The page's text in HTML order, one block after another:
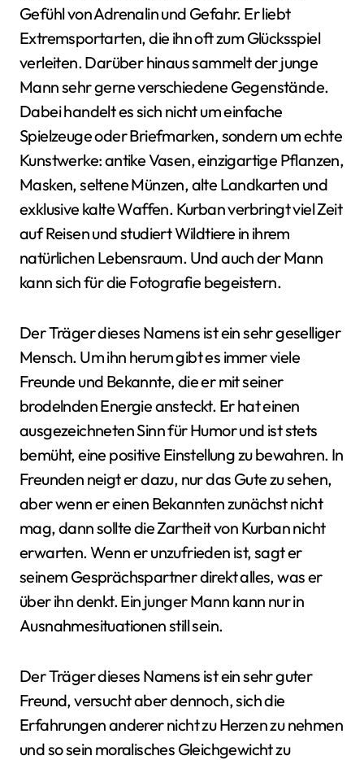
Gefühl von Adrenalin und Gefahr. Er liebt
Extremsportarten, die ihn oft zum Glücksspiel
verleiten. Darüber hinaus sammelt der junge
Mann sehr gerne verschiedene Gegenstände.
Dabei handelt es sich nicht um einfache
Spielzeuge oder Briefmarken, sondern um echte
Kunstwerke: antike Vasen, einzigartige Pflanzen,
Masken, seltene Münzen, alte Landkarten und
exklusive kalte Waffen. Kurban verbringt viel Zeit
auf Reisen und studiert Wildtiere in ihrem
natürlichen Lebensraum. Und auch der Mann
kann sich für die Fotografie begeistern.
Der Träger dieses Namens ist ein sehr geselliger
Mensch. Um ihn herum gibt es immer viele
Freunde und Bekannte, die er mit seiner
brodelnden Energie ansteckt. Er hat einen
ausgezeichneten Sinn für Humor und ist stets
bemüht, eine positive Einstellung zu bewahren. In
Freunden neigt er dazu, nur das Gute zu sehen,
aber wenn er einen Bekannten zunächst nicht
mag, dann sollte die Zartheit von Kurban nicht
erwarten. Wenn er unzufrieden ist, sagt er
seinem Gesprächspartner direkt alles, was er
über ihn denkt. Ein junger Mann kann nur in
Ausnahmesituationen still sein.
Der Träger dieses Namens ist ein sehr guter
Freund, versucht aber dennoch, sich die
Erfahrungen anderer nicht zu Herzen zu nehmen
und so sein moralisches Gleichgewicht zu